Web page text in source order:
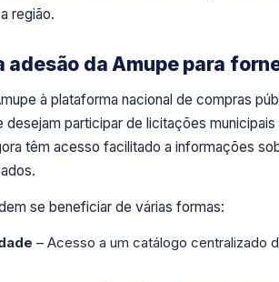
região.
adesão da Amupe para
à plataforma nacional de compras
participar de licitações
têm acesso facilitado a informações
se beneficiar de várias formas:
– Acesso a um catálogo centralizado